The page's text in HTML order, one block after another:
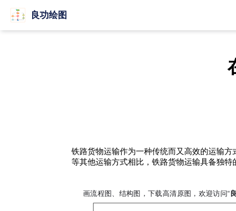
良功绘图
铁路货物运输作为一种传统而又高效的运输
等其他运输方式相比，铁路货物运输具备独